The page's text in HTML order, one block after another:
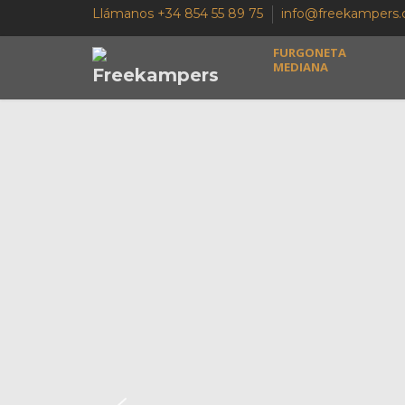
Llámanos +34 854 55 89 75
FURGONETA
MEDIANA